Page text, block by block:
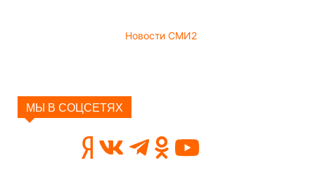
Новости СМИ2
МЫ В СОЦСЕТЯХ